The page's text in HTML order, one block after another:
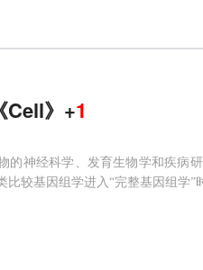
Cell》+1
的神经科学、发育生物学和疾病
较基因组学进入“完整基因组学”